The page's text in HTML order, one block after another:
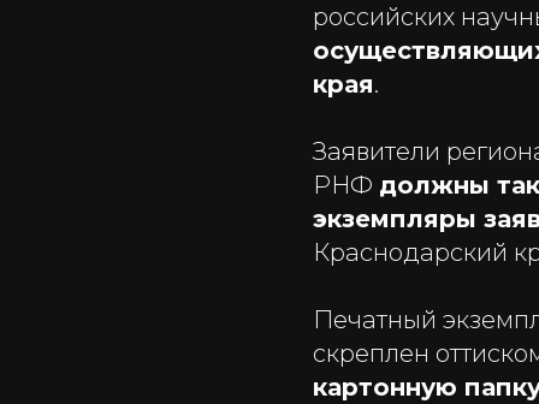
российских
края.
Заявители
РНФ должны
экземпляры
Краснодарский
Печатный
скреплен
картонную